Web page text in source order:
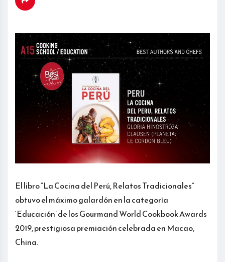
El libro “La Cocina del Perú, Relatos Tradicionales”
obtuvo el máximo galardón en la categoría
‘Educación’ de los Gourmand World Cookbook Awards
2019, prestigiosa premiación celebrada en Macao,
China.